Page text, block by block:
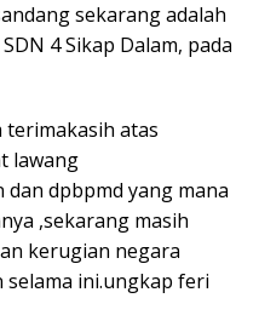
sekarang adalah
4 Sikap Dalam, pada
terimakasih atas
lawang
dpbpmd yang mana
,sekarang masih
kerugian negara
selama ini.ungkap feri